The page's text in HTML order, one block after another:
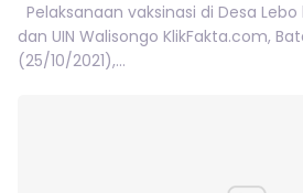
Pelaksanaan vaksinasi di Desa Lebo
dan UIN Walisongo KlikFakta.com,
(25/10/2021),...